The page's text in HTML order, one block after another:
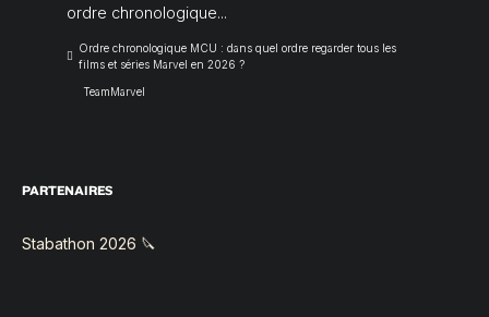
ordre chronologique...
Ordre chronologique MCU : dans quel ordre regarder tous les
films et séries Marvel en 2026 ?
TeamMarvel
PARTENAIRES
Stabathon 2026 🔪